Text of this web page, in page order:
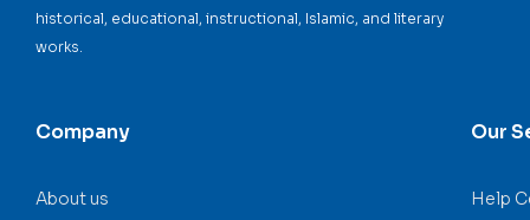
historical, educational, instructional, Islamic, and literary
works.
Company
About us
Our
Help